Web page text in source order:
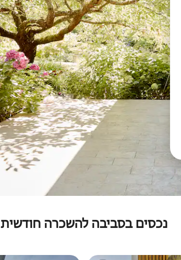
או לעיין בעזרת תנועות מגע או החלקה.
נכסים בסביבה להשכרה חודשית